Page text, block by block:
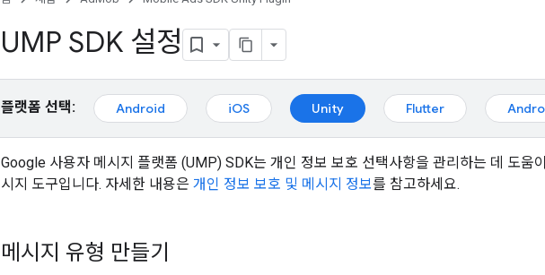
UMP SDK 설정
플랫폼 선택: Android iOS Unity Flutter
Google 사용자 메시지 플랫폼 (UMP) SDK는 개인 정보 보호 선택사항을 관리하는 데 도움
시지 도구입니다. 자세한 내용은 개인 정보 보호 및 메시지 정보를 참고하세요.
메시지 유형 만들기